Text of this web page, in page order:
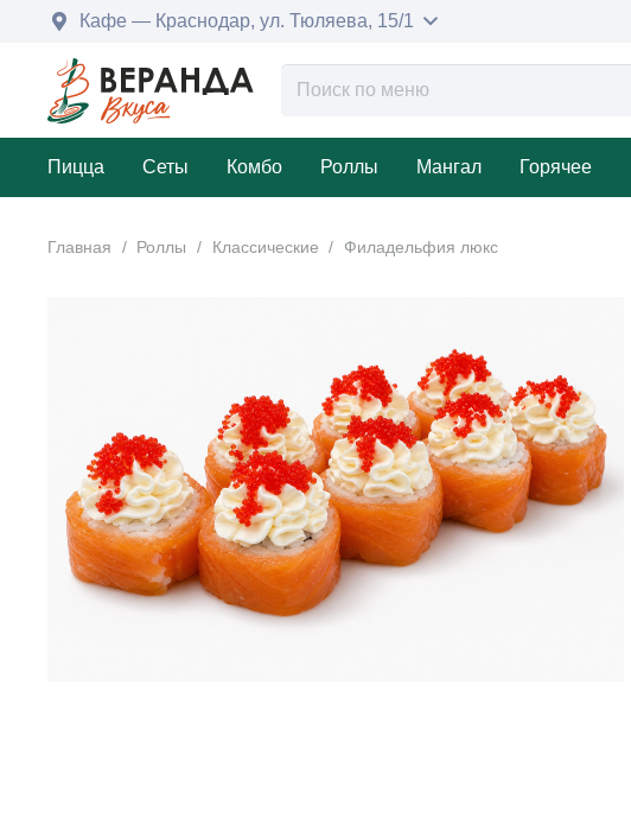
Кафе — Краснодар, ул. Тюляева, 15/1
Пицца Сеты Комбо Роллы Мангал Горячее
Главная / Роллы / Классические / Филадельфия люкс